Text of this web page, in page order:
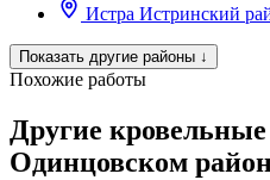
Истра Истринский
Показать другие районы ↓
Похожие работы
Другие кровельные
Одинцовском